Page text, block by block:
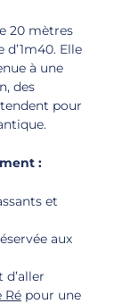
20 mètres
Elle
à une
des
pour
:
et
aux
d’aller
Ré pour une